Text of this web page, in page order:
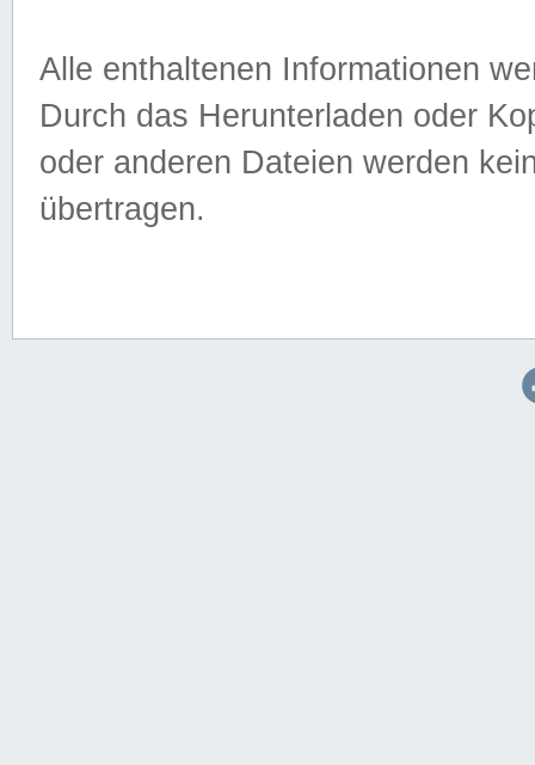
Alle enthaltenen Informationen
Durch das Herunterladen oder
oder anderen Dateien werden
übertragen.